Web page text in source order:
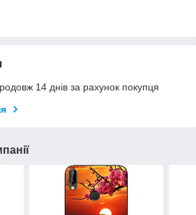
14 днів за рахунок покупця